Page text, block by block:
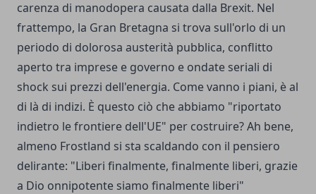
carenza di manodopera causata dalla Brexit. Nel
frattempo, la Gran Bretagna si trova sull'orlo di un
periodo di dolorosa austerità pubblica, conflitto
aperto tra imprese e governo e ondate seriali di
shock sui prezzi dell'energia. Come vanno i piani, è al
di là di indizi. È questo ciò che abbiamo "riportato
indietro le frontiere dell'UE" per costruire? Ah bene,
almeno Frostland si sta scaldando con il pensiero
delirante: "Liberi finalmente, finalmente liberi, grazie
a Dio onnipotente siamo finalmente liberi"